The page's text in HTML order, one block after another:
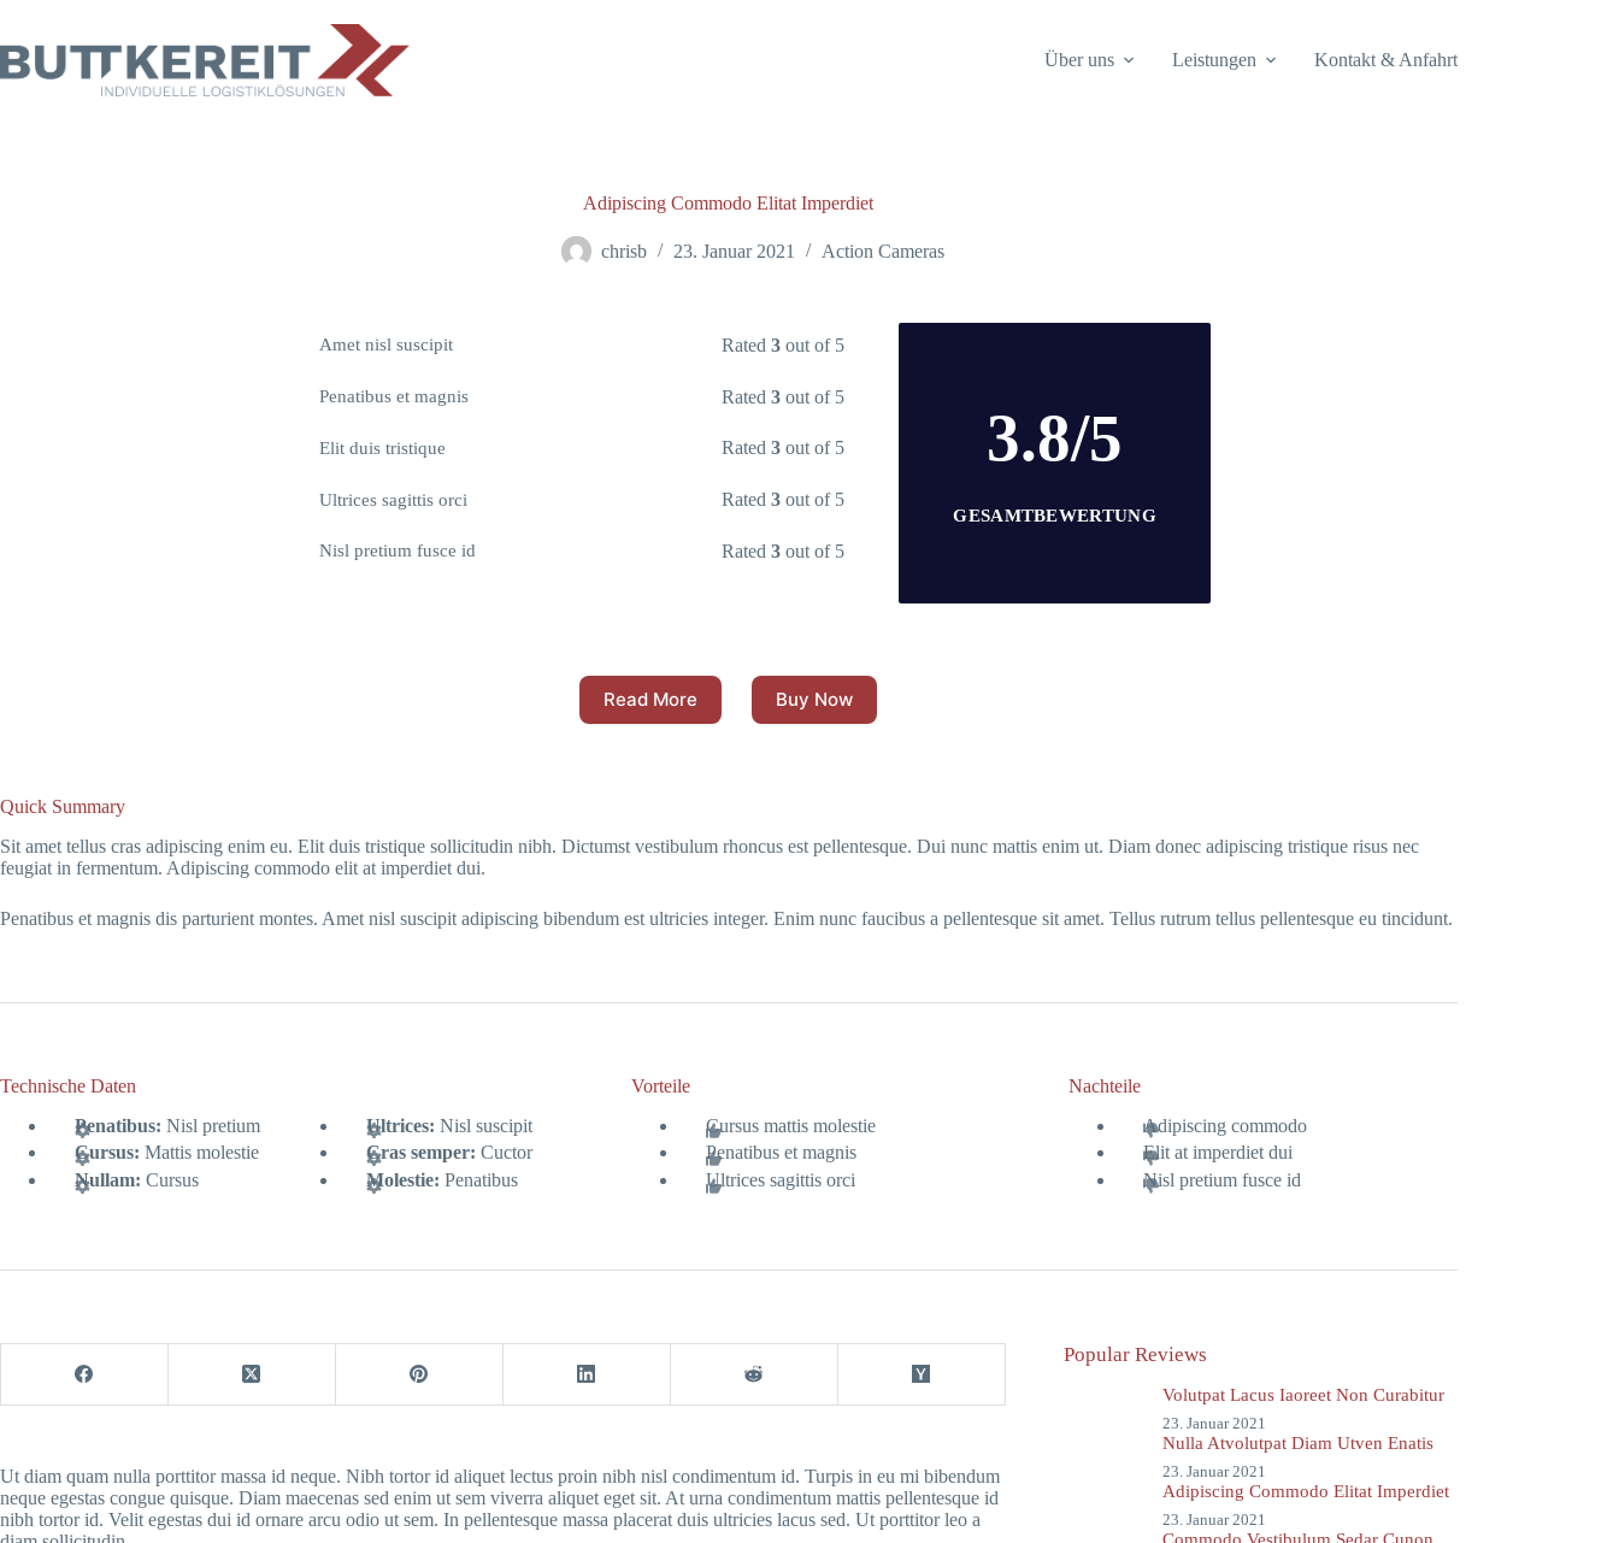
springen
Über uns Leistungen Kontakt & Anfahrt
Adipiscing Commodo Elitat Imperdiet
chrisb 23. Januar 2021 Action Cameras
Amet nisl suscipit Rated3 out of 5
Penatibus et magnis Rated3 out of 5
Elit duis tristique Rated3 out of 5
Ultrices sagittis orci Rated3 out of 5
Nisl pretium fusce id Rated3 out of 5
3.8/5
GESAMTBEWERTUNG
Read More Buy Now
Quick Summary
Sit amet tellus cras adipiscing enim eu. Elit duis tristique sollicitudin nibh. Dictumst vestibulum rhoncus est pellentesque. Dui nunc mattis enim ut. Diam donec adipiscing tristique risus nec
feugiat in fermentum. Adipiscing commodo elit at imperdiet dui.
Penatibus et magnis dis parturient montes. Amet nisl suscipit adipiscing bibendum est ultricies integer. Enim nunc faucibus a pellentesque sit amet. Tellus rutrum tellus pellentesque eu tincidunt.
Technische Daten
Penatibus: Nisl pretium Ultrices:Nisl suscipit
Cursus: Mattis molestie Cras semper:Cuctor
Nullam: Cursus Molestie:Penatibus
Vorteile
Cursus mattis molestie
Penatibus et magnis
Ultrices sagittis orci
Nachteile
Adipiscing commodo
Elit at imperdiet dui
Nisl pretium fusce id
Ut diam quam nulla porttitor massa id neque. Nibh tortor id aliquet lectus proin nibh nisl condimentum id. Turpis in eu mi bibendum
neque egestas congue quisque. Diam maecenas sed enim ut sem viverra aliquet eget sit. At urna condimentum mattis pellentesque id
nibh tortor id. Velit egestas dui id ornare arcu odio ut sem. In pellentesque massa placerat duis ultricies lacus sed. Ut porttitor leo a
Popular Reviews
Volutpat Lacus Iaoreet Non Curabitur
23. Januar 2021
Nulla Atvolutpat Diam Utven Enatis
23. Januar 2021
Adipiscing Commodo Elitat Imperdiet
23. Januar 2021